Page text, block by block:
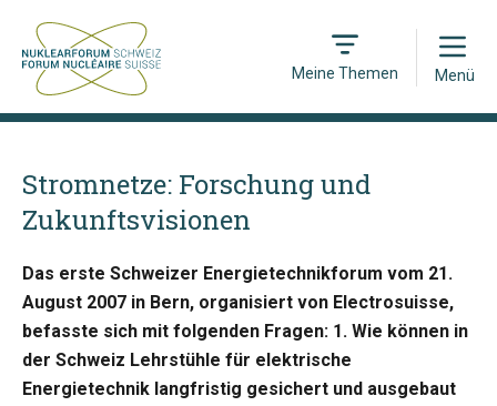
Meine Themen
Open
Menü
Stromnetze: Forschung und
Zukunftsvisionen
Das erste Schweizer Energietechnikforum vom 21.
August 2007 in Bern, organisiert von Electrosuisse,
befasste sich mit folgenden Fragen: 1. Wie können in
der Schweiz Lehrstühle für elektrische
Energietechnik langfristig gesichert und ausgebaut